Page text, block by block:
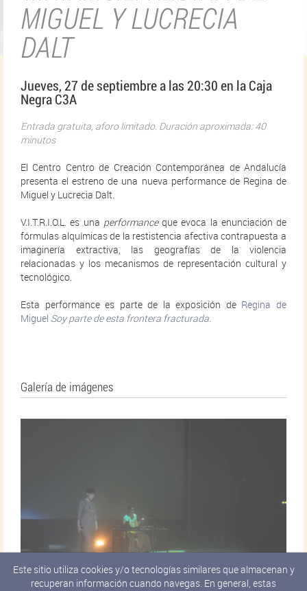
MIGUEL Y LUCRECIA
DALT
Jueves, 27 de septiembre a las 20:30 en la Caja
Negra C3A
Entrada gratuita, aforo limitado. Duración aproximada: 40
minutos
El Centro Centro de Creación Contemporánea de Andalucía
presenta el estreno de una nueva performance de Regina de
Miguel y Lucrecia Dalt.
V.I.T.R.I.O.L. es una performance que evoca la enunciación de
fórmulas alquímicas de la restistencia afectiva contrapuesta a
imaginería extractiva, las geografías de la violencia
relacionadas y los mecanismos de representación cultural y
tecnológico.
Esta performance es parte de la exposición de Regina de
Miguel Soy parte de esta frontera fracturada.
Galería de imágenes
Este sitio utiliza cookies y/o tecnologías similares que almacenan y
recuperan información cuando navegas. En general, estas